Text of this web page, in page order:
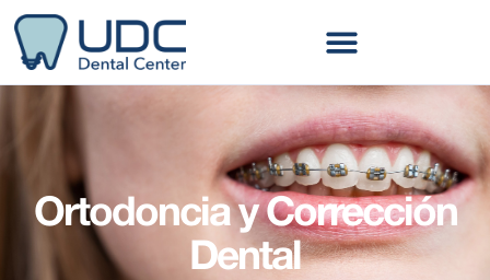
Ortodoncia y Corrección
Dental